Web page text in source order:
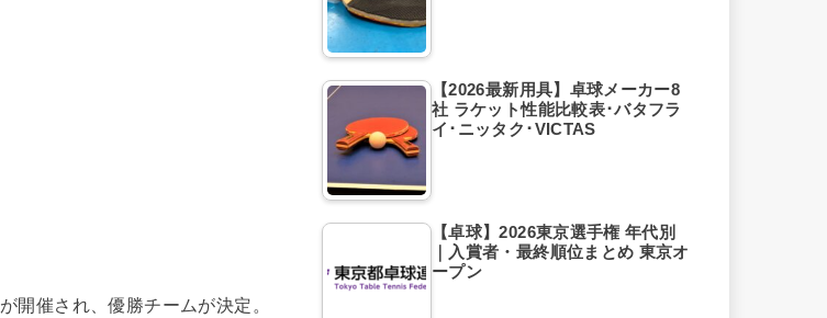
が開催され、優勝チームが決定。
【2026最新用具】卓球メーカー8
社 ラケット性能比較表･バタフラ
イ･ニッタク･VICTAS
【卓球】2026東京選手権 年代別
｜入賞者・最終順位まとめ 東京オ
ープン